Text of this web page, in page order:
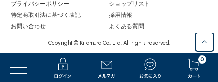
0
プライバシーポリシー
特定商取引法に基づく表記
お問い合わせ
ショップリスト
採用情報
よくある質問
Copyright © Kitamura Co., Ltd. All rights reserved.